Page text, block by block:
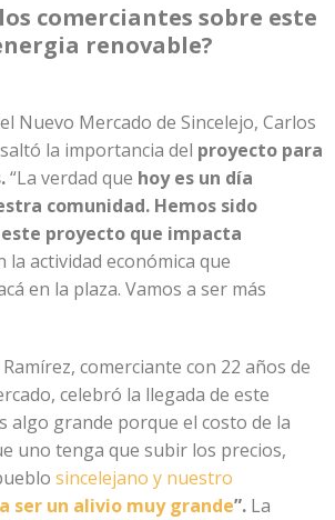
comerciantes sobre este
renovable?
Nuevo Mercado de Sincelejo, Carlos
la importancia del proyecto para
“La verdad que hoy es un día
comunidad. Hemos sido
proyecto que impacta
la actividad económica que
en la plaza. Vamos a ser más
comerciante con 22 años de
celebró la llegada de este
algo grande porque el costo de la
uno tenga que subir los precios,
sincelejano y nuestro
ser un alivio muy grande”. La